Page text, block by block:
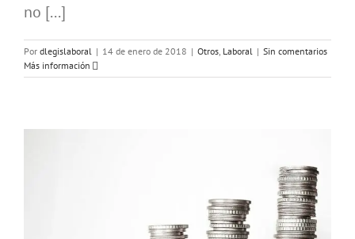
no [...]
Por dlegislaboral | 14 de enero de 2018 | Otros, Laboral | Sin comentarios
Más información